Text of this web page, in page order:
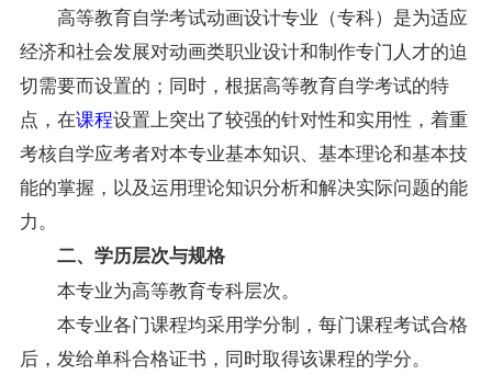
高等教育自学考试动画设计专业（专科）是为适应
经济和社会发展对动画类职业设计和制作专门人才的迫
切需要而设置的；同时，根据高等教育自学考试的特
点，在课程设置上突出了较强的针对性和实用性，着重
考核自学应考者对本专业基本知识、基本理论和基本技
能的掌握，以及运用理论知识分析和解决实际问题的能
力。
二、学历层次与规格
本专业为高等教育专科层次。
本专业各门课程均采用学分制，每门课程考试合格
后，发给单科合格证书，同时取得该课程的学分。